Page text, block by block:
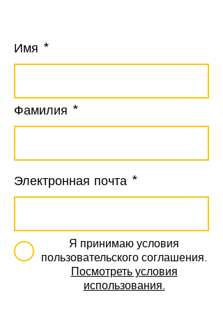
Имя
Фамилия
Электронная почта
Я принимаю условия
пользовательского соглашения.
Посмотреть условия
использования.